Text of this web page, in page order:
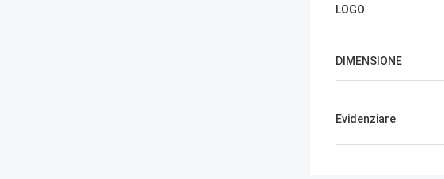
LOGO
DIMENSIONE
Evidenziare